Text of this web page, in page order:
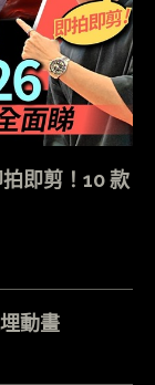
即剪！10 款
動畫